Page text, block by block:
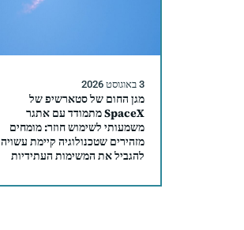
3 באוגוסט 2026
מגן החום של סטארשיפ של
SpaceX מתמודד עם אתגר
משמעותי לשימוש חוזר: מומחים
מזהירים שטכנולוגיה קיימת עשויה
להגביל את המשימות העתידיות